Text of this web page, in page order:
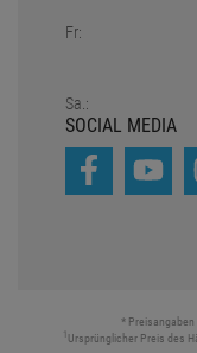
Fr:
Sa.:
SOCIAL MEDIA
* Preisangaben
Ursprünglicher Preis des